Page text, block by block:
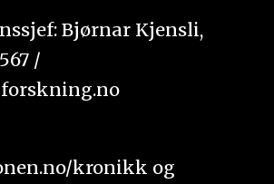
Bjørnar Kjensli,
/
kronikk og